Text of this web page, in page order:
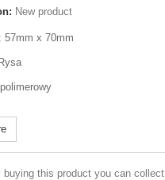
New product
57mm x 70mm
buying this product you can collect